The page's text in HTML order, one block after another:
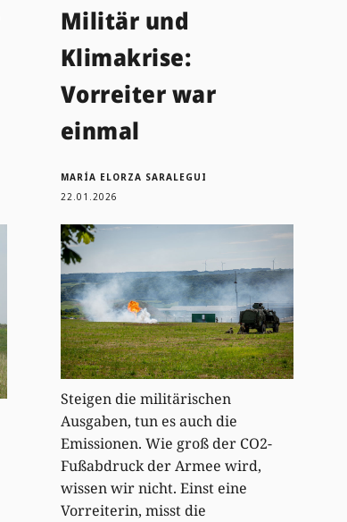
Militär und
Klimakrise:
Vorreiter war
einmal
MARÍA ELORZA SARALEGUI
22.01.2026
Steigen die militärischen
Ausgaben, tun es auch die
Emissionen. Wie groß der CO2-
Fußabdruck der Armee wird,
wissen wir nicht. Einst eine
Vorreiterin, misst die